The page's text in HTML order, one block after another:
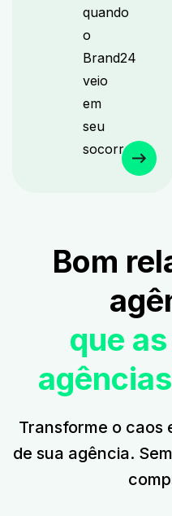
quando
o
Brand24
veio
em
seu
socorro.
Bom
que
Transforme o caos
de sua agência.